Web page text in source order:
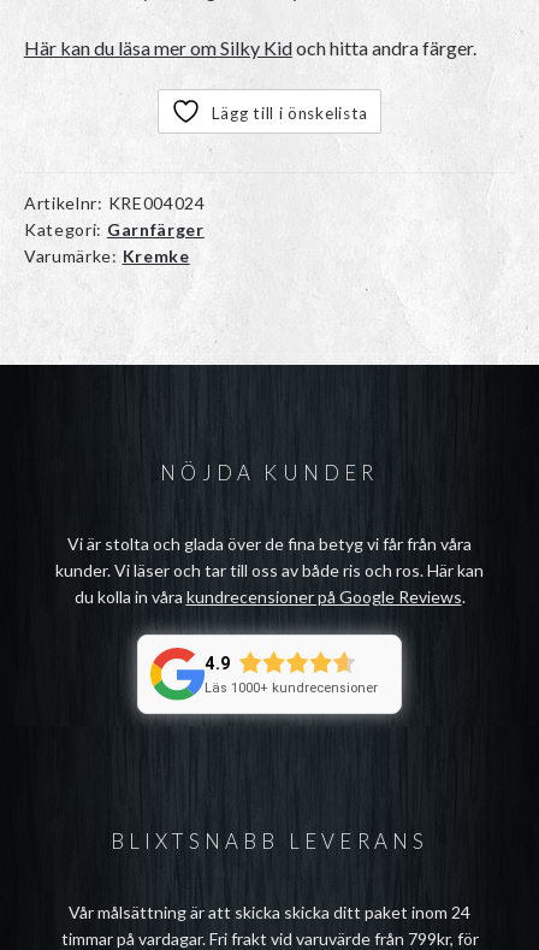
Här kan du läsa mer om Silky Kidoch hitta andra färger.
Lägg till i önskelista
Artikelnr: KRE004024
Kategori: Garnfärger
Varumärke: Kremke
BLIXTSNABB LEVERANS
Vår målsättning är att skicka skicka ditt paket inom 24
timmar på vardagar. Fri frakt vid varuvärde från 799kr, för
NÖJDA KUNDER
Vi är stolta och glada över de fina betyg vi får från våra
kunder. Vi läser och tar till oss av både ris och ros. Här kan
du kolla in våra kundrecensioner på Google Reviews.
4.9
Läs 1000+ kundrecensioner